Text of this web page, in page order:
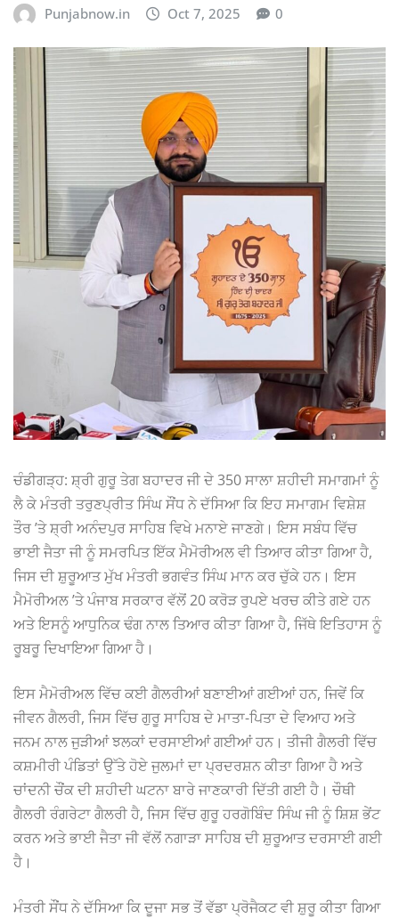
Punjabnow.in Oct 7, 2025 0
ਚੰਡੀਗੜ੍ਹ: ਸ਼੍ਰੀ ਗੁਰੂ ਤੇਗ ਬਹਾਦਰ ਜੀ ਦੇ 350 ਸਾਲਾ ਸ਼ਹੀਦੀ ਸਮਾਗਮਾਂ ਨੂੰ
ਲੈ ਕੇ ਮੰਤਰੀ ਤਰੁਣਪ੍ਰੀਤ ਸਿੰਘ ਸੌਂਧ ਨੇ ਦੱਸਿਆ ਕਿ ਇਹ ਸਮਾਗਮ ਵਿਸ਼ੇਸ਼
ਤੌਰ ’ਤੇ ਸ਼੍ਰੀ ਅਨੰਦਪੁਰ ਸਾਹਿਬ ਵਿਖੇ ਮਨਾਏ ਜਾਣਗੇ। ਇਸ ਸਬੰਧ ਵਿੱਚ
ਭਾਈ ਜੈਤਾ ਜੀ ਨੂੰ ਸਮਰਪਿਤ ਇੱਕ ਮੈਮੋਰੀਅਲ ਵੀ ਤਿਆਰ ਕੀਤਾ ਗਿਆ ਹੈ,
ਜਿਸ ਦੀ ਸ਼ੁਰੂਆਤ ਮੁੱਖ ਮੰਤਰੀ ਭਗਵੰਤ ਸਿੰਘ ਮਾਨ ਕਰ ਚੁੱਕੇ ਹਨ। ਇਸ
ਮੈਮੋਰੀਅਲ ’ਤੇ ਪੰਜਾਬ ਸਰਕਾਰ ਵੱਲੋਂ 20 ਕਰੋੜ ਰੁਪਏ ਖਰਚ ਕੀਤੇ ਗਏ ਹਨ
ਅਤੇ ਇਸਨੂੰ ਆਧੁਨਿਕ ਢੰਗ ਨਾਲ ਤਿਆਰ ਕੀਤਾ ਗਿਆ ਹੈ, ਜਿੱਥੇ ਇਤਿਹਾਸ ਨੂੰ
ਰੂਬਰੂ ਦਿਖਾਇਆ ਗਿਆ ਹੈ।
ਇਸ ਮੈਮੋਰੀਅਲ ਵਿੱਚ ਕਈ ਗੈਲਰੀਆਂ ਬਣਾਈਆਂ ਗਈਆਂ ਹਨ, ਜਿਵੇਂ ਕਿ
ਜੀਵਨ ਗੈਲਰੀ, ਜਿਸ ਵਿੱਚ ਗੁਰੂ ਸਾਹਿਬ ਦੇ ਮਾਤਾ-ਪਿਤਾ ਦੇ ਵਿਆਹ ਅਤੇ
ਜਨਮ ਨਾਲ ਜੁੜੀਆਂ ਝਲਕਾਂ ਦਰਸਾਈਆਂ ਗਈਆਂ ਹਨ। ਤੀਜੀ ਗੈਲਰੀ ਵਿੱਚ
ਕਸ਼ਮੀਰੀ ਪੰਡਿਤਾਂ ਉੱਤੇ ਹੋਏ ਜੁਲਮਾਂ ਦਾ ਪ੍ਰਦਰਸ਼ਨ ਕੀਤਾ ਗਿਆ ਹੈ ਅਤੇ
ਚਾਂਦਨੀ ਚੌਂਕ ਦੀ ਸ਼ਹੀਦੀ ਘਟਨਾ ਬਾਰੇ ਜਾਣਕਾਰੀ ਦਿੱਤੀ ਗਈ ਹੈ। ਚੌਥੀ
ਗੈਲਰੀ ਰੰਗਰੇਟਾ ਗੈਲਰੀ ਹੈ, ਜਿਸ ਵਿੱਚ ਗੁਰੂ ਹਰਗੋਬਿੰਦ ਸਿੰਘ ਜੀ ਨੂੰ ਸ਼ਿਸ਼ ਭੇਂਟ
ਕਰਨ ਅਤੇ ਭਾਈ ਜੈਤਾ ਜੀ ਵੱਲੋਂ ਨਗਾੜਾ ਸਾਹਿਬ ਦੀ ਸ਼ੁਰੂਆਤ ਦਰਸਾਈ ਗਈ
ਹੈ।
ਮੰਤਰੀ ਸੌਂਧ ਨੇ ਦੱਸਿਆ ਕਿ ਦੂਜਾ ਸਭ ਤੋਂ ਵੱਡਾ ਪ੍ਰੋਜੈਕਟ ਵੀ ਸ਼ੁਰੂ ਕੀਤਾ ਗਿਆ